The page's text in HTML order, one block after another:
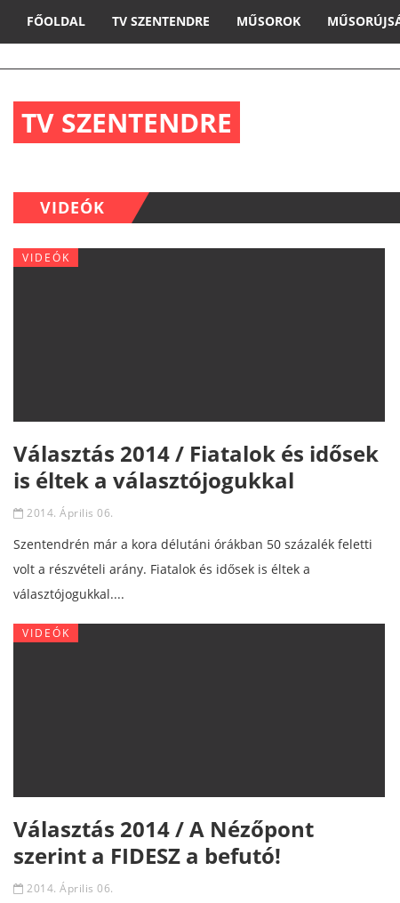
FŐOLDAL TV SZENTENDRE MŰSOROK
TV SZENTENDRE
VIDEÓK
VIDEÓK
Választás 2014 / Fiatalok és idősek
is éltek a választójogukkal
2014. Április 06.
Szentendrén már a kora délutáni órákban 50 százalék feletti
volt a részvételi arány. Fiatalok és idősek is éltek a
választójogukkal....
VIDEÓK
Választás 2014 / A Nézőpont
szerint a FIDESZ a befutó!
2014. Április 06.